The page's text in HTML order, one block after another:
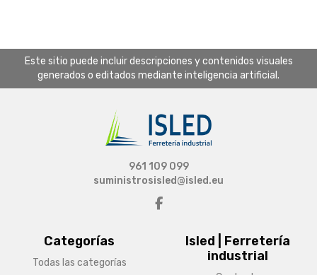
Este sitio puede incluir descripciones y contenidos visuales
generados o editados mediante inteligencia artificial.
Categorías
Todas las categorías
Isled | Ferretería
industrial
961 109 099
suministrosisled@isled.eu